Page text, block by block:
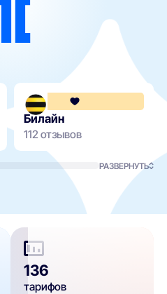
Билайн
112 отзывов
РАЗВЕРНУТЬ
136
тарифов